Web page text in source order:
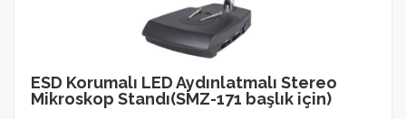
ESD Korumalı LED Aydınlatmalı Stereo
Mikroskop Standı(SMZ-171 başlık için)